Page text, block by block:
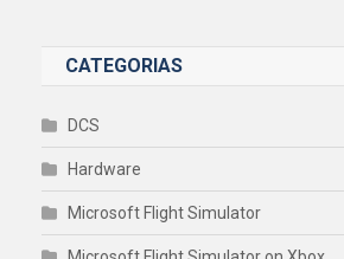
CATEGORIAS
DCS
Hardware
Microsoft Flight Simulator